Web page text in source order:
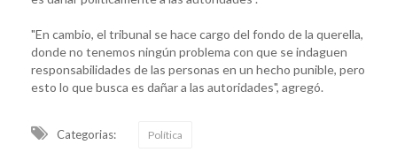
"En cambio, el tribunal se hace cargo del fondo de la querella,
donde no tenemos ningún problema con que se indaguen
responsabilidades de las personas en un hecho punible, pero
esto lo que busca es dañar a las autoridades", agregó.
Categorias: Política